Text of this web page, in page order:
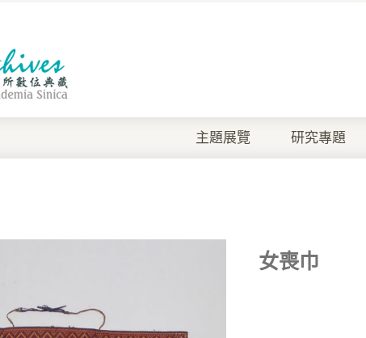
主題展覽 研究專題
女喪巾